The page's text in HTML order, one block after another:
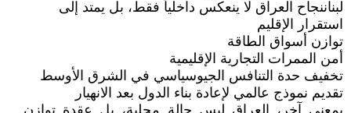
لبناننجاح العراق لا ينعكس داخلياً فقط، بل يمتد إلى
استقرار الإقليم
توازن أسواق الطاقة
أمن الممرات التجارية الإقليمية
تخفيف حدة التنافس الجيوسياسي في الشرق الأوسط
تقديم نموذج عالمي لإعادة بناء الدول بعد الانهيار